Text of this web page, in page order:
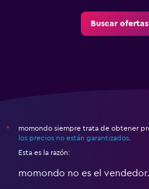
Buscar
*
momondo siempre trata de obtener
los precios no están garantizados.
Esta es la razón:
momondo no es el vendedor.